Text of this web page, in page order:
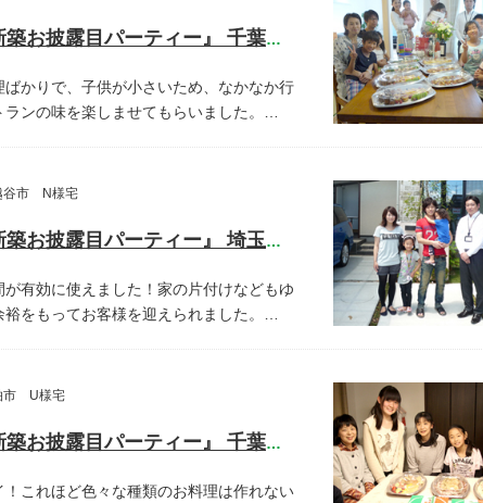
開催しました! 『新築お披露目パーティー』 千葉県流山市 I様宅
ばかりで、子供が小さいため、なかなか行
ランの味を楽しませてもらいました。…
谷市 N様宅
開催しました! 『新築お披露目パーティー』 埼玉県越谷市 N様宅
有効に使えました！家の片付けなどもゆ
をもってお客様を迎えられました。…
市 U様宅
開催しました! 『新築お披露目パーティー』 千葉県柏市 U様宅
これほど色々な種類のお料理は作れない